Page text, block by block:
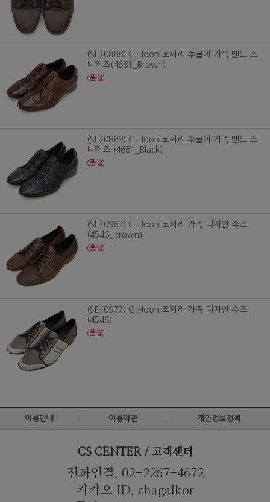
(SE/0888) G.Hoon 코끼리 쭈글이 가죽 밴드 스
니커즈(4681_Brown)
(품절)
(SE/0889) G.Hoon 코끼리 쭈글이 가죽 밴드 스
니커즈 (4681_Black)
(품절)
(SE/0983) G.Hoon 코끼리 가죽 디자인 슈즈
(4546_brown)
(품절)
(SE/0977) G.Hoon 코끼리 가죽 디자인 슈즈
(4546)
(품절)
이용안내 이용약관 개인정보정책
CS CENTER / 고객센터
전화연결. 02-2267-4672
카카오 ID. chagalkor